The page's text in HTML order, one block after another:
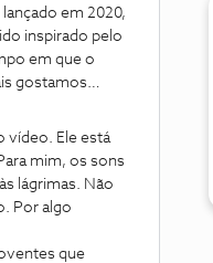
em 2020,
inspirado pelo
em que o
gostamos…
vídeo. Ele está
mim, os sons
lágrimas. Não
Por algo
que